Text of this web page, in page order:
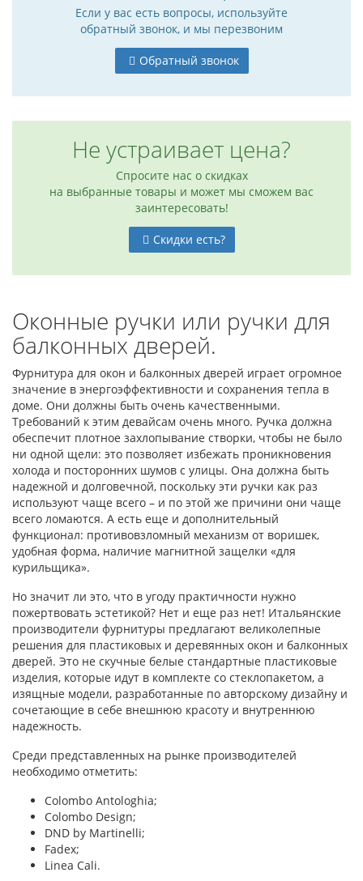
Если у вас есть вопросы, используйте
обратный звонок, и мы перезвоним
Обратный звонок
Не устраивает цена?
Спросите нас о скидках
на выбранные товары и может мы сможем вас
заинтересовать!
Скидки есть?
Оконные ручки или ручки для
балконных дверей.
Фурнитура для окон и балконных дверей играет огромное
значение в энергоэффективности и сохранения тепла в
доме. Они должны быть очень качественными.
Требований к этим девайсам очень много. Ручка должна
обеспечит плотное захлопывание створки, чтобы не было
ни одной щели: это позволяет избежать проникновения
холода и посторонних шумов с улицы. Она должна быть
надежной и долговечной, поскольку эти ручки как раз
используют чаще всего – и по этой же причини они чаще
всего ломаются. А есть еще и дополнительный
функционал: противовзломный механизм от воришек,
удобная форма, наличие магнитной защелки «для
курильщика».
Но значит ли это, что в угоду практичности нужно
пожертвовать эстетикой? Нет и еще раз нет! Итальянские
производители фурнитуры предлагают великолепные
решения для пластиковых и деревянных окон и балконных
дверей. Это не скучные белые стандартные пластиковые
изделия, которые идут в комплекте со стеклопакетом, а
изящные модели, разработанные по авторскому дизайну и
сочетающие в себе внешнюю красоту и внутреннюю
надежность.
Среди представленных на рынке производителей
необходимо отметить:
Colombo Antologhia;
Colombo Design;
DND by Martinelli;
Fadex;
Linea Cali.